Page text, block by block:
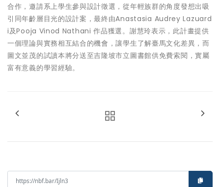
合作，邀請系上學生參與設計徵選，從年輕族群的角度發想出吸
引同年齡層目光的設計案，最終由Anastasia Audrey Lazuard
i及Pooja Vinod Nathani 作品獲選。謝慧玲表示，此計畫提供
一個理論與實務相互結合的機會，讓學生了解臺馬文化差異，而
圖文並茂的試讀本將分送至吉隆坡市立圖書館供免費索閱，實屬
富有意義的學習經驗。